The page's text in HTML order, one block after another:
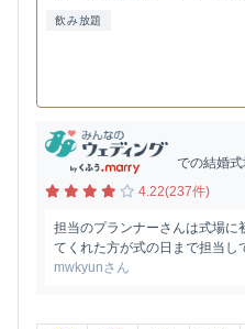
飲み放題
での結婚
4.22(237件)
担当のプランナーさんは式場に
てくれた方が式の日まで担当し
mwkyunさん